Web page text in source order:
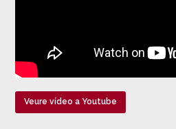
Veure vídeo a Youtube